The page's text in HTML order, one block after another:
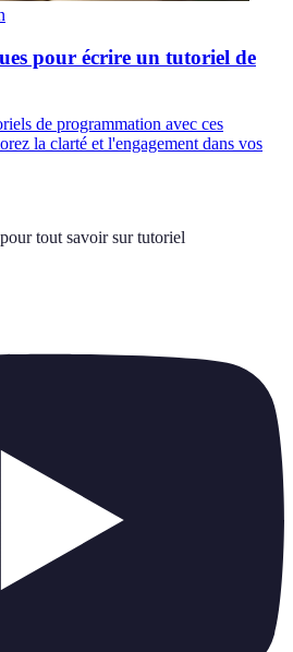
pour écrire un tutoriel de
de programmation avec ces
la clarté et l'engagement dans vos
tout savoir sur tutoriel